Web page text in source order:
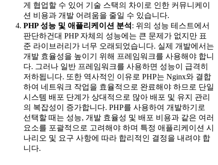
게 협업할 수 있어 기술 스택의 차이로 인한 커뮤니케이
션 비용과 개발 어려움을 줄일 수 있습니다.
PHP 성능 및 애플리케이션 분석 : 위의 성능 테스트에서
판단하건대 PHP 자체의 성능에는 큰 문제가 없지만 표
준 라이브러리가 너무 오래되었습니다. 실제 개발에서는
개발 효율성을 높이기 위해 프레임워크를 사용해야 합니
다. 그러나 일반 프레임워크를 사용하면 성능이 급격히
저하됩니다. 또한 역사적인 이유로 PHP는 Nginx와 결합
하여 네트워크 작업을 효율적으로 완료해야 하므로 단일
시스템 배포 단계가 상대적으로 많아 배포 및 유지 관리
의 복잡성이 증가합니다. PHP를 사용하여 개발하기로
선택할 때는 성능, 개발 효율성 및 배포 비용과 같은 여러
요소를 포괄적으로 고려해야 하며 특정 애플리케이션 시
나리오 및 요구 사항에 따라 합리적인 결정을 내려야 합
니다.